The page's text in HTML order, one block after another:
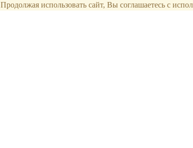
Продолжая использовать сайт, Вы соглашаетесь с